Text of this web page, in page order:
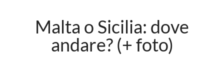
Malta o Sicilia: dove
andare? (+ foto)